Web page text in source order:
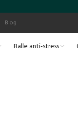
Blog
Balle anti-stress